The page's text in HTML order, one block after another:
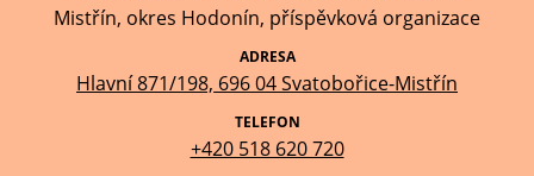
Mistřín, okres Hodonín, příspěvková organizace
ADRESA
Hlavní 871/198, 696 04 Svatobořice-Mistřín
TELEFON
+420 518 620 720